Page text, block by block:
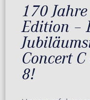
170
Edition –
Concert
8!